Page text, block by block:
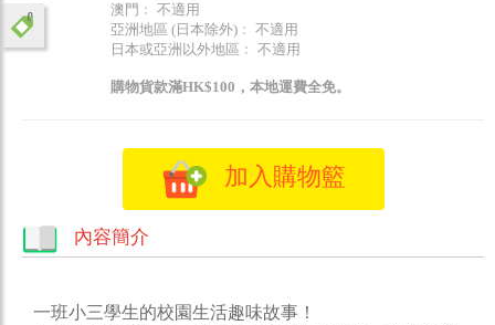
澳門﹕ 不適用
亞洲地區 (日本除外)﹕ 不適用
日本或亞洲以外地區﹕ 不適用
購物貨款滿HK$100，本地運費全免。
加入購物籃
內容簡介
一班小三學生的校園生活趣味故事！